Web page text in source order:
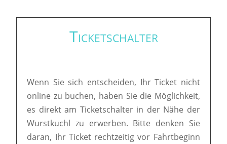
Ticketschalter
Wenn Sie sich entscheiden, Ihr Ticket nicht
online zu buchen, haben Sie die Möglichkeit,
es direkt am Ticketschalter in der Nähe der
Wurstkuchl zu erwerben. Bitte denken Sie
daran, Ihr Ticket rechtzeitig vor Fahrtbeginn